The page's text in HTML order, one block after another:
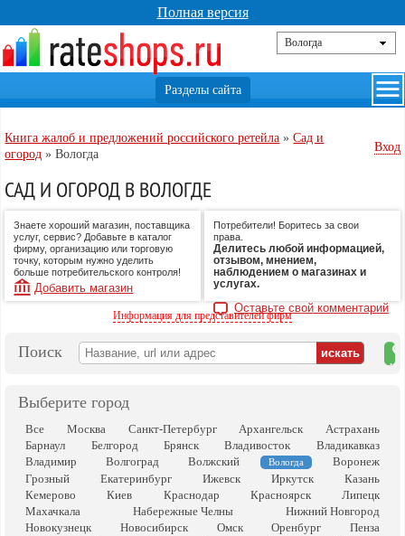
Полная версия
Книга жалоб и предложений российского ретейла »Сад и
огород »Вологда
Вход
САД И ОГОРОД В ВОЛОГДЕ
Знаете хороший магазин, поставщика
услуг, сервис? Добавьте в каталог
фирму, организацию или торговую
точку, которым нужно уделить
больше потребительского контроля!
Добавить магазин
Потребители! Боритесь за свои
права.
Делитесь любой информацией,
отзывом, мнением,
наблюдением о магазинах и
услугах.
Оставьте свой комментарий
Информация для представителей фирм
Поиск
на
Выберите город
Все Москва Санкт-Петербург Архангельск
Астрахань
Барнаул
Белгород Брянск Владивосток
Владикавказ
Владимир
Волгоград Волжский Вологда
Воронеж
Грозный
Екатеринбург Ижевск Иркутск
Казань
Кемерово
Киев Краснодар Красноярск
Липецк
Махачкала
Набережные Челны
Нижний Новгород
Новокузнецк
Новосибирск Омск Оренбург
Пенза